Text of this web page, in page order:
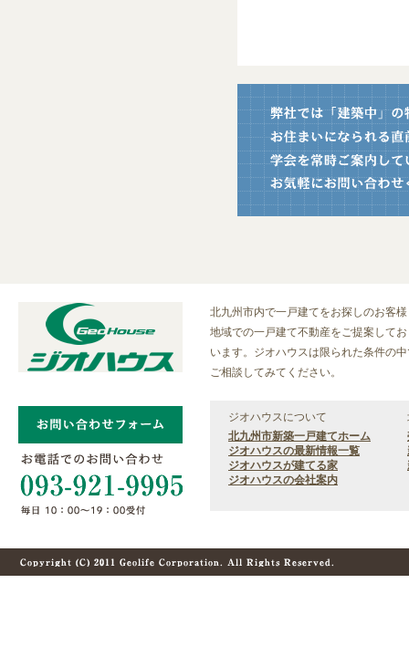
北九州市内で一戸建てをお探しのお客
地域での一戸建て不動産をご提案して
います。ジオハウスは限られた条件の
ご相談してみてください。
ジオハウスについて
北九州市新築一戸建てホーム
ジオハウスの最新情報一覧
ジオハウスが建てる家
ジオハウスの会社案内